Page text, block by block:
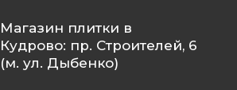
Магазин плитки в
Кудрово: пр. Строителей, 6
(м. ул. Дыбенко)